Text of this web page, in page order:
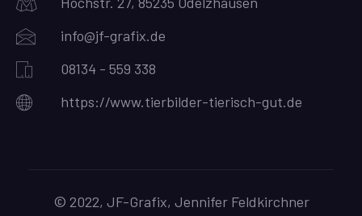
info@jf-grafix.de
08134 - 559 338
https://www.tierbilder-tierisch-gut.de
© 2022, JF-Grafix, Jennifer Feldkirchner